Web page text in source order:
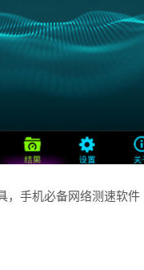
，手机必备网络测速软件